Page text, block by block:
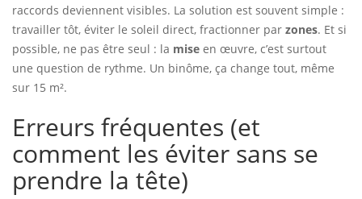
raccords deviennent visibles. La solution est souvent simple :
travailler tôt, éviter le soleil direct, fractionner par zones. Et si
possible, ne pas être seul : la mise en œuvre, c’est surtout
une question de rythme. Un binôme, ça change tout, même
sur 15 m².
Erreurs fréquentes (et
comment les éviter sans se
prendre la tête)